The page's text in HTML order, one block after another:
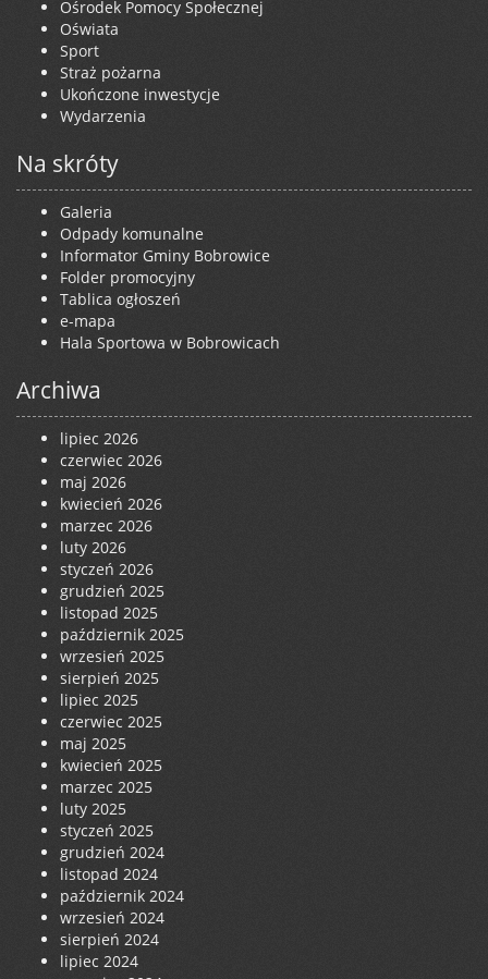
Ośrodek Pomocy Społecznej
Oświata
Sport
Straż pożarna
Ukończone inwestycje
Wydarzenia
Na skróty
Galeria
Odpady komunalne
Informator Gminy Bobrowice
Folder promocyjny
Tablica ogłoszeń
e-mapa
Hala Sportowa w Bobrowicach
Archiwa
lipiec 2026
czerwiec 2026
maj 2026
kwiecień 2026
marzec 2026
luty 2026
styczeń 2026
grudzień 2025
listopad 2025
październik 2025
wrzesień 2025
sierpień 2025
lipiec 2025
czerwiec 2025
maj 2025
kwiecień 2025
marzec 2025
luty 2025
styczeń 2025
grudzień 2024
listopad 2024
październik 2024
wrzesień 2024
sierpień 2024
lipiec 2024